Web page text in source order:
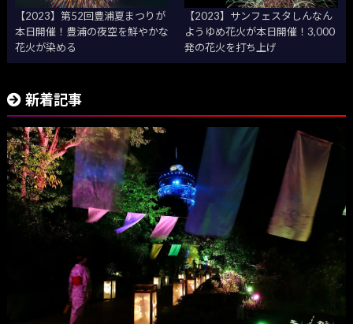
【2023】第52回豊浦夏まつりが
本日開催！豊浦の夜空を鮮やかな
花火が染める
【2023】サンフェスタしんなん
ようゆめ花火が本日開催！3,000
発の花火を打ち上げ
新着記事